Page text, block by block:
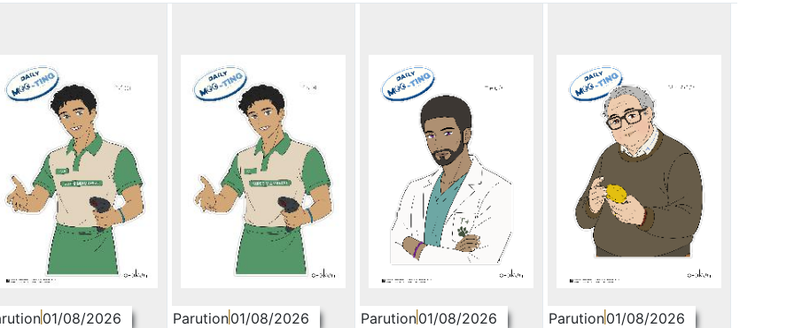
01/08/2026 Parution01/08/2026 Parution01/08/2026 Parution01/08/2026